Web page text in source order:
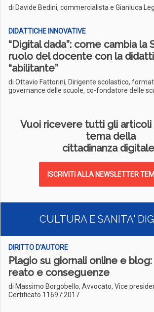
di Davide Bedini, commercialista e Gianluca
DIDATTICHE INNOVATIVE
“Digital dada”: come cambia la
ruolo del docente con la
“abilitante”
di Ottavio Fattorini, Dirigente scolastico,
governance delle scuole, co-fondatore delle
Vuoi ricevere tutti gli articoli
tema della
cittadinanza
ISCRIVITI ALLA NEWSLETTER
CULTURA E SANITA'
DIRITTO D'AUTORE
Plagio su giornali online e blog:
reato e conseguenze
di Massimo Borgobello, Avvocato, Vice
Certificato 11697:2017